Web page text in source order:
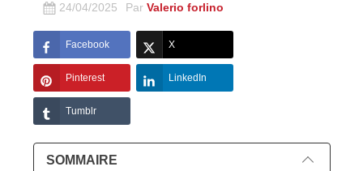
24/04/2025 Par Valerio forlino
Facebook X
Pinterest LinkedIn
Tumblr
SOMMAIRE